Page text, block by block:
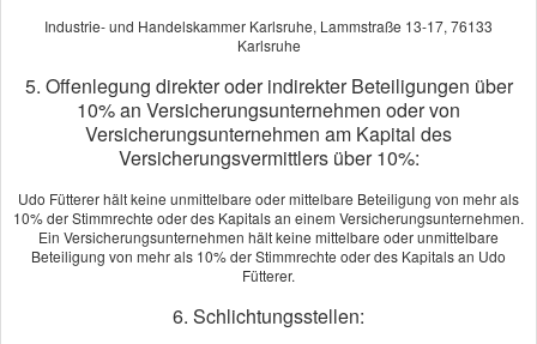
Gerade in Zeiten, in denen die gesetzliche Rentenversicherung
vielen Menschen bei Berufsunfähigkeit keinen Schutz mehr
bietet, gehört die private Absicherung der eigenen Arbeitskraft
wenn Sie nach 1960 geboren wurden. Die gesetzliche
Industrie- und Handelskammer Karlsruhe, Lammstraße 13-17, 76133
Karlsruhe
5. Offenlegung direkter oder indirekter Beteiligungen über
10% an Versicherungsunternehmen oder von
Versicherungsunternehmen am Kapital des
Versicherungsvermittlers über 10%:
Udo Fütterer hält keine unmittelbare oder mittelbare Beteiligung von mehr als
10% der Stimmrechte oder des Kapitals an einem Versicherungsunternehmen.
Ein Versicherungsunternehmen hält keine mittelbare oder unmittelbare
Beteiligung von mehr als 10% der Stimmrechte oder des Kapitals an Udo
Fütterer.
6. Schlichtungsstellen: